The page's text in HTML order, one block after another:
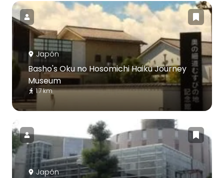
Japón
Basho's Oku no Hosomichi Haiku Journey
Museum
1.7 km
Japón